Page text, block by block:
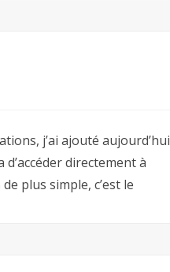
j’ai ajouté aujourd’hui
directement à
plus simple, c’est le